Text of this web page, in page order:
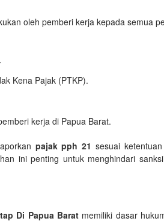
oleh pemberi kerja kepada semua
Kena Pajak (PTKP).
kerja di Papua Barat.
pajak pph 21 sesuai
ini penting untuk menghindari
Di Papua Baratmemiliki dasar